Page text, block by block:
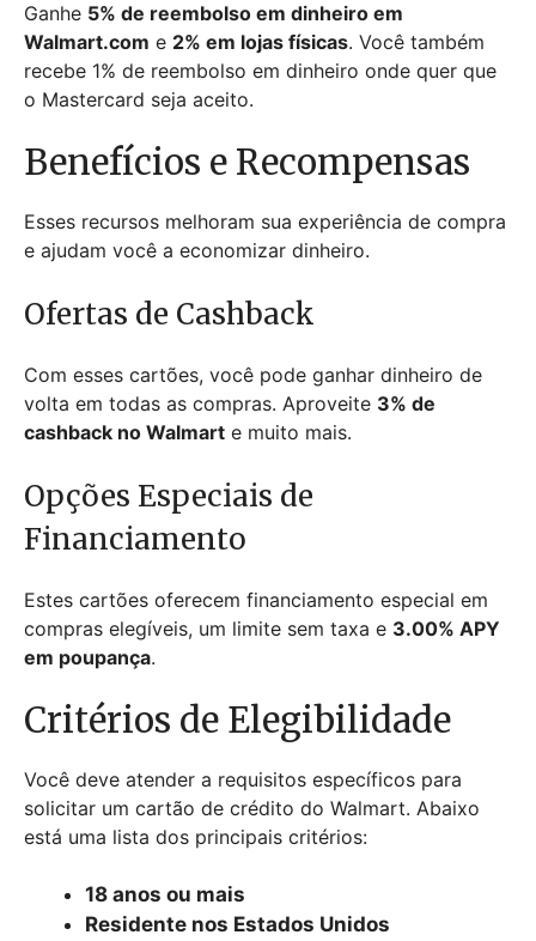
Ganhe 5% de reembolso em dinheiro em
Walmart.com e 2% em lojas físicas. Você também
recebe 1% de reembolso em dinheiro onde quer que
o Mastercard seja aceito.
Benefícios e Recompensas
Esses recursos melhoram sua experiência de compra
e ajudam você a economizar dinheiro.
Ofertas de Cashback
Com esses cartões, você pode ganhar dinheiro de
volta em todas as compras. Aproveite 3% de
cashback no Walmart e muito mais.
Opções Especiais de
Financiamento
Estes cartões oferecem financiamento especial em
compras elegíveis, um limite sem taxa e 3.00% APY
em poupança.
Critérios de Elegibilidade
Você deve atender a requisitos específicos para
solicitar um cartão de crédito do Walmart. Abaixo
está uma lista dos principais critérios:
18 anos ou mais
Residente nos Estados Unidos